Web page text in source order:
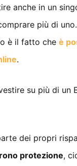
anche in un
più di
è il fatto che è
.
su più di un
dei propri
protezione,